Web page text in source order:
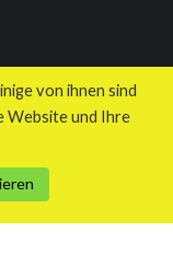
von ihnen sind
Website und Ihre